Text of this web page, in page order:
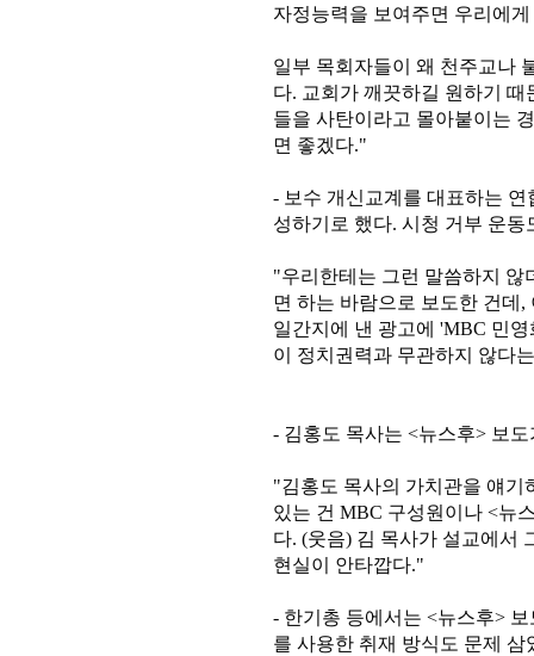
자정능력을 보여주면 우리에
일부 목회자들이 왜 천주교나
다. 교회가 깨끗하길 원하기
들을 사탄이라고 몰아붙이는
면 좋겠다."
- 보수 개신교계를 대표하는
성하기로 했다. 시청 거부 운
"우리한테는 그런 말씀하지 않
면 하는 바람으로 보도한 건데
일간지에 낸 광고에 'MBC 민
이 정치권력과 무관하지 않다
- 김홍도 목사는 <뉴스후> 보
"김홍도 목사의 가치관을 얘기
있는 건 MBC 구성원이나 <뉴
다. (웃음) 김 목사가 설교에서
현실이 안타깝다."
- 한기총 등에서는 <뉴스후>
를 사용한 취재 방식도 문제 삼